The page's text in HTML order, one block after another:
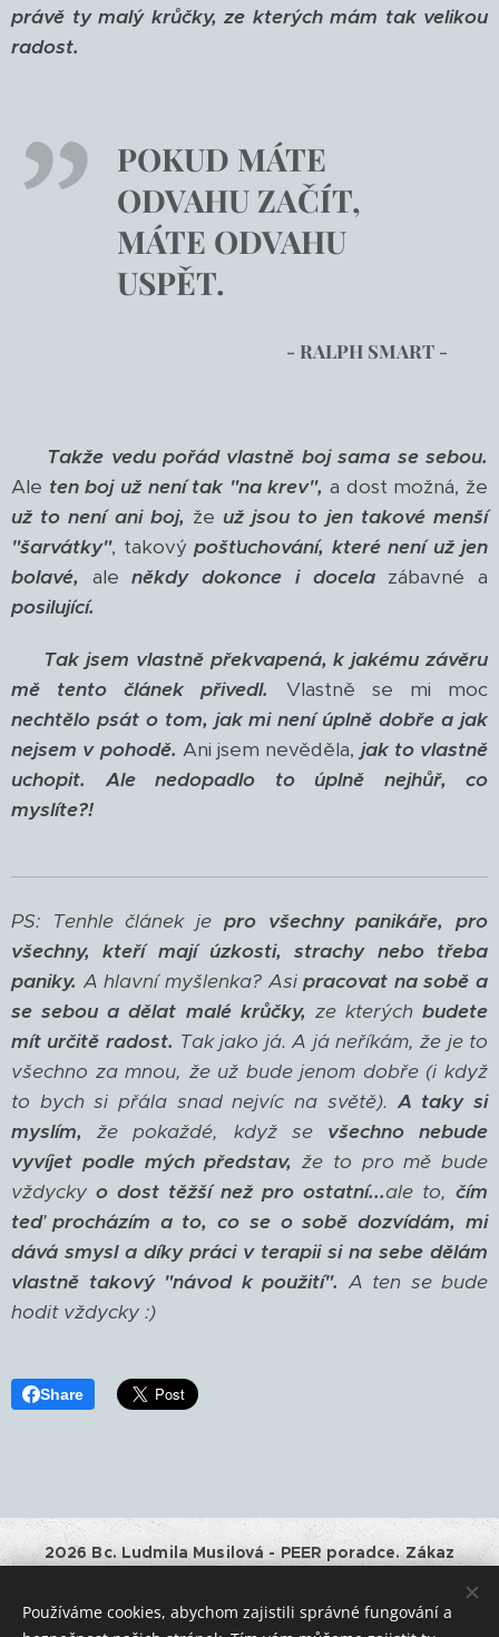
právě ty malý krůčky, ze kterých mám tak velikou
radost.
POKUD MÁTE
ODVAHU ZAČÍT,
MÁTE ODVAHU
USPĚT.
- RALPH SMART -
Takže vedu pořád vlastně boj sama se sebou.
Ale ten boj už není tak "na krev", a dost možná, že
už to není ani boj, žeuž jsou to jen takové menší
"šarvátky", takový pošťuchování, které není už jen
bolavé, aleněkdy dokonce i docelazábavné a
posilující.
Tak jsem vlastně překvapená, k jakému závěru
mě tento článek přivedl.
Vlastně se mi moc
nechtělo psát o tom, jak mi není úplně dobře a jak
nejsem v pohodě. Ani jsem nevěděla, jak to vlastně
uchopit.
Ale nedopadlo to úplně nejhůř, co
myslíte?!
PS: Tenhle článek je pro všechny panikáře, pro
všechny, kteří mají úzkosti, strachy nebo třeba
paniky. A hlavní myšlenka? Asipracovat na sobě a
se sebou a dělat malé krůčky, ze kterých budete
mít určitě radost. Tak jako já. A já neříkám, že je to
všechno za mnou, že už bude jenom dobře (i když
to bych si přála snad nejvíc na světě). A taky si
myslím, že pokaždé, když se všechno nebude
vyvíjet podle mých představ, že to pro mě bude
vždycky o dost těžší než pro ostatní...ale to, čím
teď procházím a to, co se o sobě dozvídám, mi
dává smysl a díky práci v terapii si na sebe dělám
vlastně takový "návod k použití". A ten se bude
hodit vždycky :)
Share
2026 Bc. Ludmila Musilová - PEER poradce. Zákaz
souhlasu majitele.
Bc. Ludmila Musilová, IČO: 01528661, Horní
Používáme cookies, abychom zajistili správné fungování a